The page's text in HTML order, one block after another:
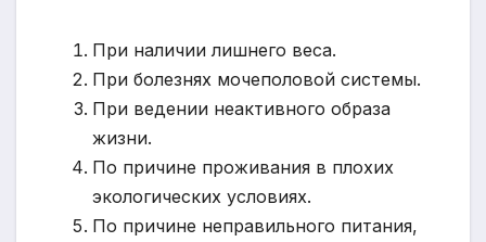
При наличии лишнего веса.
При болезнях мочеполовой системы.
При ведении неактивного образа
жизни.
По причине проживания в плохих
экологических условиях.
По причине неправильного питания,